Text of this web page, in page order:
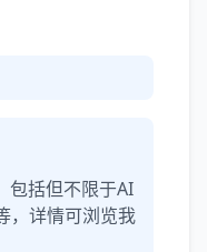
包括但不限于AI
，详情可浏览我